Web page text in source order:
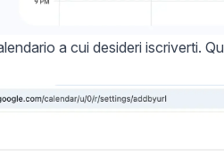
a cui desideri iscriverti.